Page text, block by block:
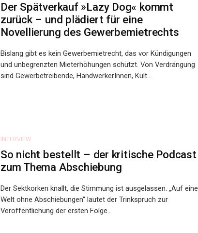
Der Spätverkauf »Lazy Dog« kommt
zurück – und plädiert für eine
Novellierung des Gewerbemietrechts
Bislang gibt es kein Gewerbemietrecht, das vor Kündigungen
und unbegrenzten Mieterhöhungen schützt. Von Verdrängung
sind Gewerbetreibende, HandwerkerInnen, Kult...
INTERVIEW
So nicht bestellt – der kritische Podcast
zum Thema Abschiebung
Der Sektkorken knallt, die Stimmung ist ausgelassen. „Auf eine
Welt ohne Abschiebungen“ lautet der Trinkspruch zur
Veröffentlichung der ersten Folge...